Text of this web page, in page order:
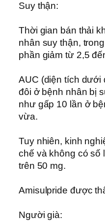
Suy thận:
Thời gian bán thải
nhân suy thận,
phần giảm từ 2,5
AUC (diện tích dưới
đôi ở bệnh nhân bị
như gấp 10 lần ở
vừa.
Tuy nhiên, kinh
chế và không có số
trên 50 mg.
Amisulpride được
Người già: